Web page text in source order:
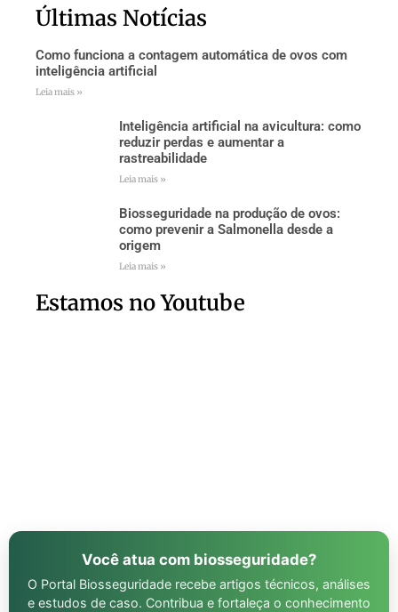
Últimas Notícias
Como funciona a contagem automática de ovos com
inteligência artificial
Leia mais »
Inteligência artificial na avicultura: como
reduzir perdas e aumentar a
rastreabilidade
Leia mais »
Biosseguridade na produção de ovos:
como prevenir a Salmonella desde a
origem
Leia mais »
Estamos no Youtube
Você atua com biosseguridade?
O Portal Biosseguridade recebe artigos técnicos, análises
e estudos de caso. Contribua e fortaleça o conhecimento